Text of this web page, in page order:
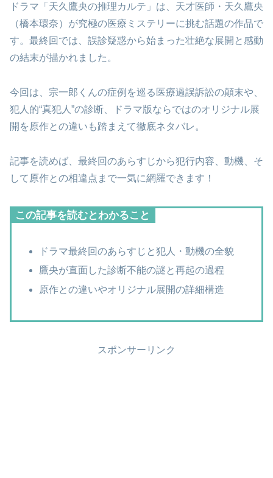
ドラマ「天久鷹央の推理カルテ」は、天才医師・天久鷹央
（橋本環奈）が究極の医療ミステリーに挑む話題の作品で
す。最終回では、誤診疑惑から始まった壮絶な展開と感動
の結末が描かれました。
今回は、宗一郎くんの症例を巡る医療過誤訴訟の顛末や、
犯人的“真犯人”の診断、ドラマ版ならではのオリジナル展
開を原作との違いも踏まえて徹底ネタバレ。
記事を読めば、最終回のあらすじから犯行内容、動機、そ
して原作との相違点まで一気に網羅できます！
この記事を読むとわかること
ドラマ最終回のあらすじと犯人・動機の全貌
鷹央が直面した診断不能の謎と再起の過程
原作との違いやオリジナル展開の詳細構造
スポンサーリンク